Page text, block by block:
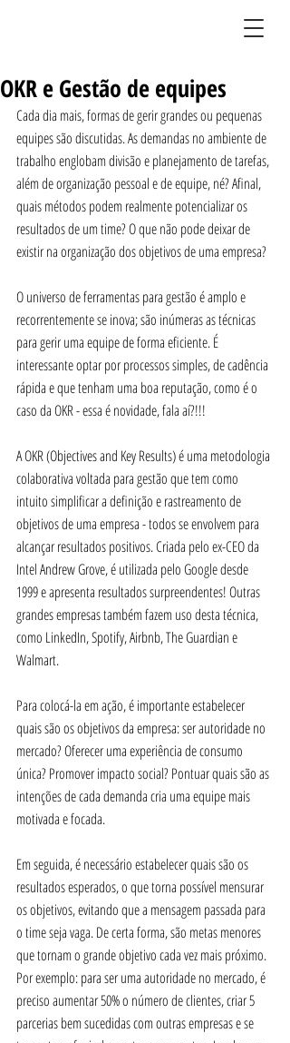
OKR e Gestão de equipes
Cada dia mais, formas de gerir grandes ou pequenas
equipes são discutidas. As demandas no ambiente de
trabalho englobam divisão e planejamento de tarefas,
além de organização pessoal e de equipe, né? Afinal,
quais métodos podem realmente potencializar os
resultados de um time? O que não pode deixar de
existir na organização dos objetivos de uma empresa?
O universo de ferramentas para gestão é amplo e
recorrentemente se inova; são inúmeras as técnicas
para gerir uma equipe de forma eficiente. É
interessante optar por processos simples, de cadência
rápida e que tenham uma boa reputação, como é o
caso da OKR - essa é novidade, fala aí?!!!
A OKR (Objectives and Key Results) é uma metodologia
colaborativa voltada para gestão que tem como
intuito simplificar a definição e rastreamento de
objetivos de uma empresa - todos se envolvem para
alcançar resultados positivos. Criada pelo ex-CEO da
Intel Andrew Grove, é utilizada pelo Google desde
1999 e apresenta resultados surpreendentes! Outras
grandes empresas também fazem uso desta técnica,
como LinkedIn, Spotify, Airbnb, The Guardian e
Walmart.
Para colocá-la em ação, é importante estabelecer
quais são os objetivos da empresa: ser autoridade no
mercado? Oferecer uma experiência de consumo
única? Promover impacto social? Pontuar quais são as
intenções de cada demanda cria uma equipe mais
motivada e focada.
Em seguida, é necessário estabelecer quais são os
resultados esperados, o que torna possível mensurar
os objetivos, evitando que a mensagem passada para
o time seja vaga. De certa forma, são metas menores
que tornam o grande objetivo cada vez mais próximo.
Por exemplo: para ser uma autoridade no mercado, é
preciso aumentar 50% o número de clientes, criar 5
parcerias bem sucedidas com outras empresas e se